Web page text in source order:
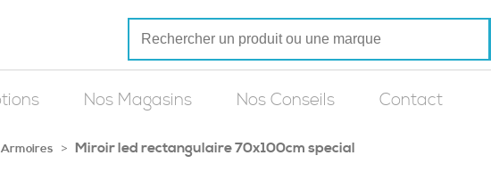
Nos Magasins Nos Conseils Contact
> Miroir led rectangulaire 70x100cm special